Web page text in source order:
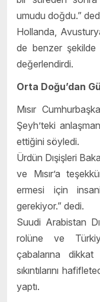
umudu doğdu.”
Hollanda,
de benzer şekilde
değerlendirdi.
Orta Doğu’dan
Mısır
Şeyh’teki
ettiğini söyledi.
Ürdün Dışişleri
ve Mısır’a
ermesi için insani
gerekiyor.” dedi.
Suudi Arabistan
rolüne ve
çabalarına dikkat
sıkıntılarını
yaptı.